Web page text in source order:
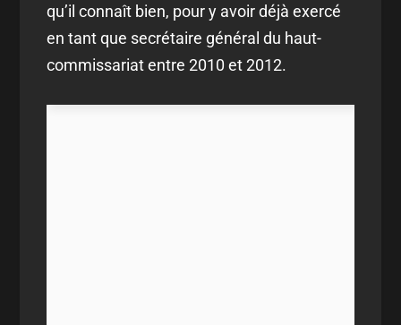
qu’il connaît bien, pour y avoir déjà exercé
en tant que secrétaire général du haut-
commissariat entre 2010 et 2012.